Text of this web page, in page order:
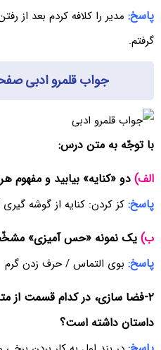
پاسخ: مدیر را کلافه کردم بعد از
گرفتم.
جواب قلمرو ادبی صفحه ۹۴ فارسی
با توجّه به متن درس:
الف) دو «کنایه» بیابید و مفهوم
پاسخ: کز کردن: کنایه از گوشه
ب) یک نمونه «حس آمیزی»
پاسخ: بوی التماس / حرف زدن گرم
۲-فضا سازی، در کدام قسمت از
داستان داشته است؟